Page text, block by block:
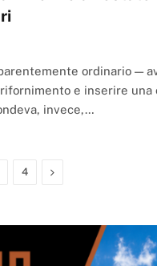
ordinario —
e inserire una
invece,…
4 Next